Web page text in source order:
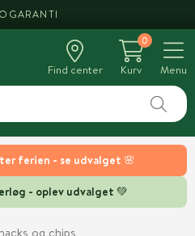
ferien - se udvalget 🌸
- oplev udvalget 💚
Find center
0
Kurv
Menu
og chips